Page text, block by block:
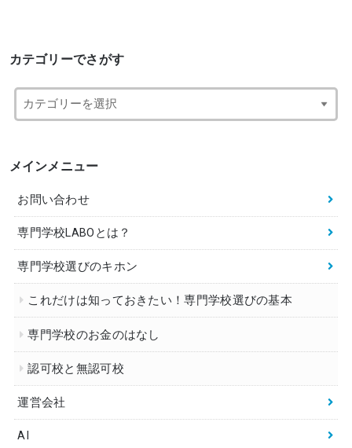
カテゴリーでさがす
メインメニュー
お問い合わせ
専門学校LABOとは？
専門学校選びのキホン
これだけは知っておきたい！専門学校選びの基本
専門学校のお金のはなし
認可校と無認可校
運営会社
AI